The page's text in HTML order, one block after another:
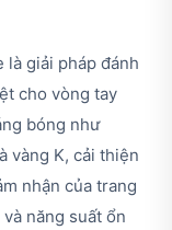
là giải pháp đánh
cho vòng tay
bóng như
vàng K, cải thiện
nhận của trang
năng suất ổn